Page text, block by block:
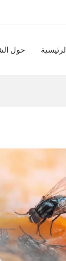
الرئيسية حول